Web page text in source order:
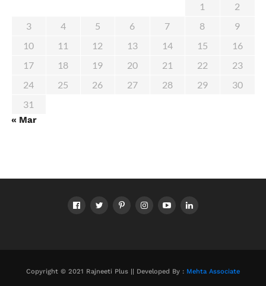
1
2
3
4 5 6 7 8
9
10
11 12 13 14 15
16
17
18 19 20 21 22
23
24
25 26 27 28 29
30
31
« Mar
Copyright © 2021 Rajneeti Plus || Developed By : Mehta Associate